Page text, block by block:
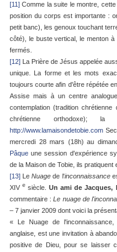
[11] Comme la suite le montre,
position du corps est importante :
petit banc), les genoux touchant
côté), le buste vertical, le menton
fermés.
[12] La Prière de Jésus appelée
unique. La forme et les mots
toujours courte afin d'être répétée
Assise mais à un centre
contemplation (tradition
chrétienne orthodoxe);
http://www.lamaisondetobie.com
mercredi 28 mars (18h) au
Pâque une session d'expérience
de la Maison de Tobie, ils
[13] LeNuage de l'inconnaissance
XIVe siècle.Un ami de Jacques,
commentaire :Le nuage de
– 7 janvier 2009 dont voici la
« Le Nuage de
anglaise, est une invitation à
positive de Dieu, pour se laisser